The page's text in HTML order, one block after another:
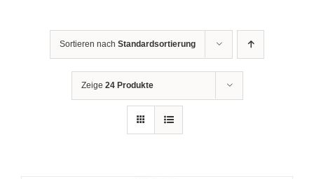
Sortieren nach Standardsortierung
Zeige 24 Produkte